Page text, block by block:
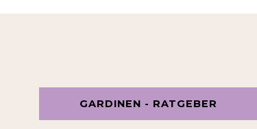
GARDINEN - RATGEBER